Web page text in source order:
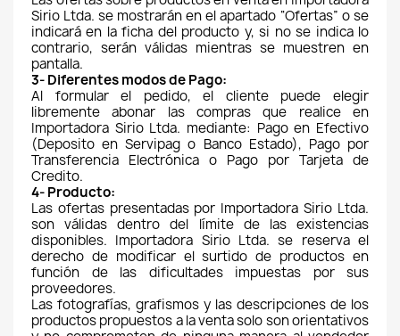
Sirio Ltda. se mostrarán en el apartado “Ofertas” o se
indicará en la ficha del producto y, si no se indica lo
contrario, serán válidas mientras se muestren en
pantalla.
3- Diferentes modos de Pago:
Al formular el pedido, el cliente puede elegir
libremente abonar las compras que realice en
Importadora Sirio Ltda. mediante: Pago en Efectivo
(Deposito en Servipag o Banco Estado), Pago por
Transferencia Electrónica o Pago por Tarjeta de
Credito.
4- Producto:
Las ofertas presentadas por Importadora Sirio Ltda.
son válidas dentro del límite de las existencias
disponibles. Importadora Sirio Ltda. se reserva el
derecho de modificar el surtido de productos en
función de las dificultades impuestas por sus
proveedores.
Las fotografías, grafismos y las descripciones de los
productos propuestos a la venta solo son orientativos